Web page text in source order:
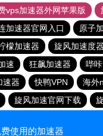
vps加速器外网苹果版
加速器官网入口
原子
檬加速器 旋风加速度器
速 狂飙加速器 哔
速器 快鸭VPN
海外
旋风加速官网下载
使用的加速器